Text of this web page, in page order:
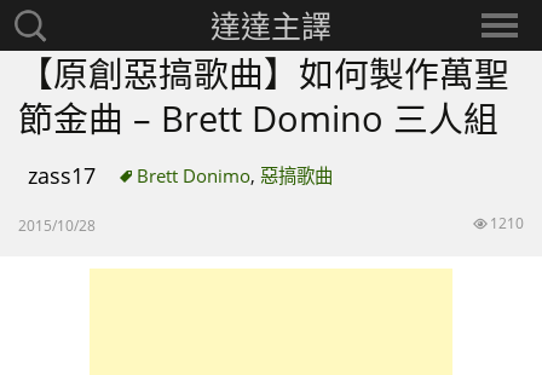
搜
尋：
達達主譯
選
擇
分
【原創惡搞歌曲】如何製作萬聖
節金曲 – Brett Domino 三人組
zass17 Brett Donimo,惡搞歌曲
2015/10/28 1210